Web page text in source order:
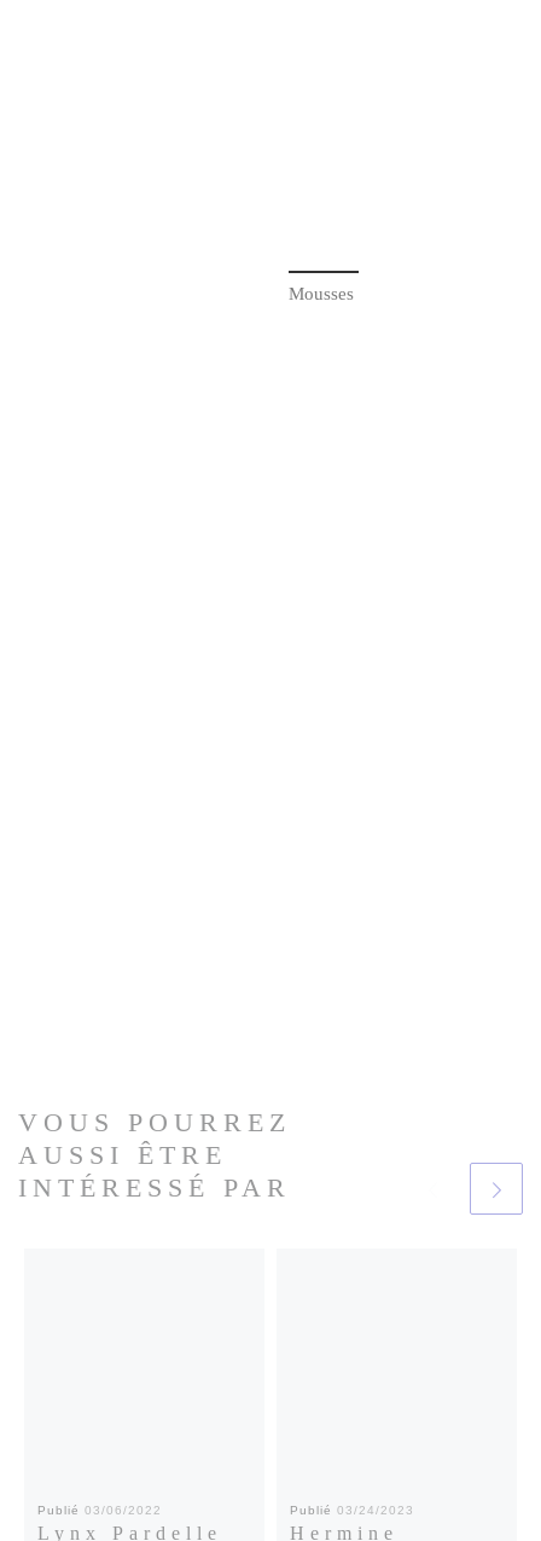
Mousses
VOUS POURREZ
AUSSI ÊTRE
INTÉRESSÉ PAR
Publié03/06/2022
Lynx Pardelle
Publié03/24/2023
Hermine